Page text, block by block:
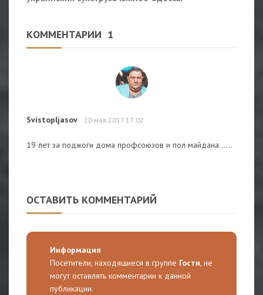
КОММЕНТАРИИ 1
Svistopljasov 20 мая 2017 17:02
19 лет за поджоги дома профсоюзов и пол майдана......
ОСТАВИТЬ КОММЕНТАРИЙ
Информация
Посетители, находящиеся в группе Гости, не
могут оставлять комментарии к данной
публикации.